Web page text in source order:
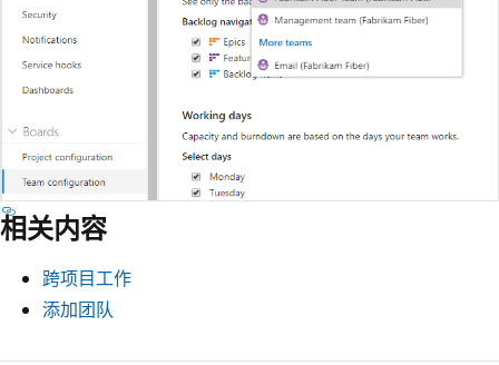
相关内容
跨项目工作
添加团队